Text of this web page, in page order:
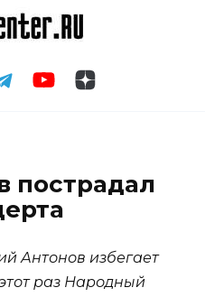
пострадал
Антонов избегает
раз Народный